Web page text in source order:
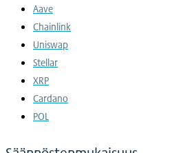
Aave
Chainlink
Uniswap
Stellar
XRP
Cardano
POL